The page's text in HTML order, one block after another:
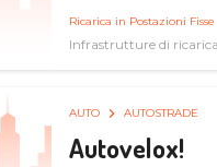
Ricarica in Postazioni Fisse
Infrastrutture di
AUTO AUTOSTRADE
Autovelox!